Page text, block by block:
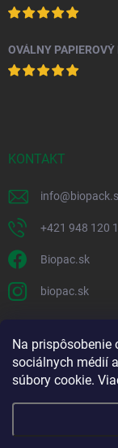
Na prispôsobenie
sociálnych médií
súbory cookie.
OVÁLNY
KONTAKT
info@
+421 948 120
Biopac.sk
biopac.sk
Good